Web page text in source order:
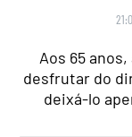
Aos 65
desfrutar do
deixá-lo